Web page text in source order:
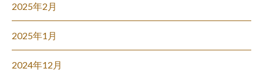
2025年2月
2025年1月
2024年12月